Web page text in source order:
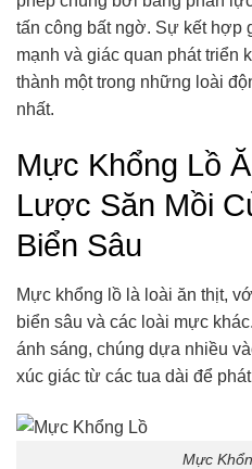
tấn công bất ngờ. Sự kết hợp
mạnh và giác quan phát triển
thành một trong những loài
nhất.
Mực Khổng Lồ
Lược Săn Mồi
Biển Sâu
Mực khổng lồ là loài ăn thịt,
biển sâu và các loài mực
ánh sáng, chúng dựa nhiều
xúc giác từ các tua dài để
Mực